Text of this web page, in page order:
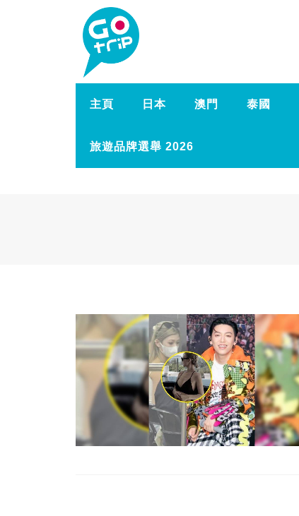
主頁 日本 澳門 泰國
旅遊品牌選舉 2026